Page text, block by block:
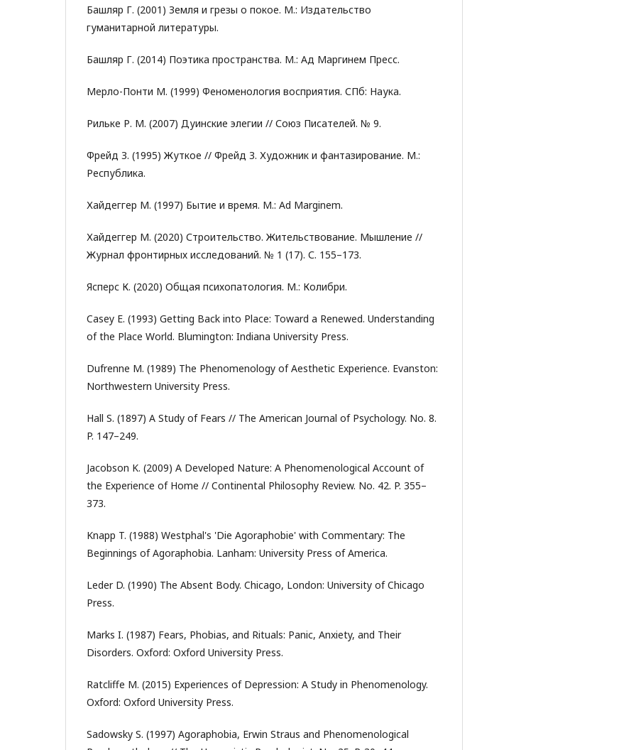
Башляр Г. (2001) Земля и грезы о покое. М.: Издательство
гуманитарной литературы.
Башляр Г. (2014) Поэтика пространства. М.: Ад Маргинем Пресс.
Мерло-Понти М. (1999) Феноменология восприятия. СПб: Наука.
Рильке Р. М. (2007) Дуинские элегии // Союз Писателей. № 9.
Фрейд З. (1995) Жуткое // Фрейд З. Художник и фантазирование. М.:
Республика.
Хайдеггер М. (1997) Бытие и время. М.: Ad Marginem.
Хайдеггер М. (2020) Строительство. Жительствование. Мышление //
Журнал фронтирных исследований. № 1 (17). С. 155–173.
Ясперс К. (2020) Общая психопатология. М.: Колибри.
Casey E. (1993) Getting Back into Place: Toward a Renewed. Understanding
of the Place World. Blumington: Indiana University Press.
Dufrenne M. (1989) The Phenomenology of Aesthetic Experience. Evanston:
Northwestern University Press.
Hall S. (1897) A Study of Fears // The American Journal of Psychology. No. 8.
P. 147–249.
Jacobson K. (2009) A Developed Nature: A Phenomenological Account of
the Experience of Home // Continental Philosophy Review. No. 42. P. 355–
373.
Knapp T. (1988) Westphal's 'Die Agoraphobie' with Commentary: The
Beginnings of Agoraphobia. Lanham: University Press of America.
Leder D. (1990) The Absent Body. Chicago, London: University of Chicago
Press.
Marks I. (1987) Fears, Phobias, and Rituals: Panic, Anxiety, and Their
Disorders. Oxford: Oxford University Press.
Ratcliffe M. (2015) Experiences of Depression: A Study in Phenomenology.
Oxford: Oxford University Press.
Sadowsky S. (1997) Agoraphobia, Erwin Straus and Phenomenological